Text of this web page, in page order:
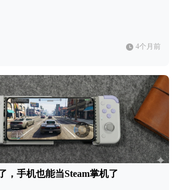
4个月前
，手机也能当Steam掌机了